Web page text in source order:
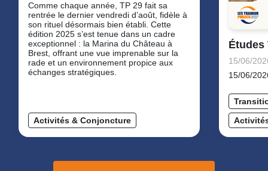
Comme chaque année, TP 29 fait sa
rentrée le dernier vendredi d’août, fidèle à
son rituel désormais bien établi. Cette
édition 2025 s’est tenue dans un cadre
exceptionnel : la Marina du Château à
Brest, offrant une vue imprenable sur la
rade et un environnement propice aux
échanges stratégiques.
Activités & Conjoncture
Études
15/06/
15/06/